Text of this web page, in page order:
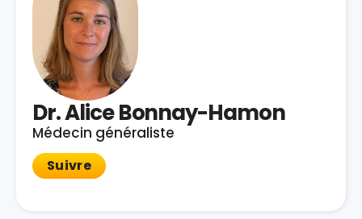
Dr. Alice Bonnay-Hamon
Médecin généraliste
Suivre